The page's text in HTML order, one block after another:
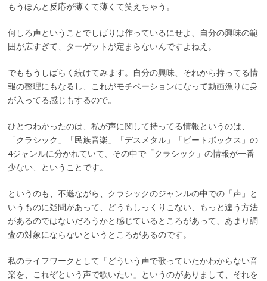
もうほんと反応が薄くて薄くて笑えちゃう。
何しろ声ということでしばりは作っているにせよ、自分の興味の範
囲が広すぎて、ターゲットが定まらないんですよねえ。
でももうしばらく続けてみます。自分の興味、それから持ってる情
報の整理にもなるし、これがモチベーションになって動画漁りに身
が入ってる感じもするので。
ひとつわかったのは、私が声に関して持ってる情報というのは、
「クラシック」「民族音楽」「デスメタル」「ビートボックス」の
4ジャンルに分かれていて、その中で「クラシック」の情報が一番
少ない、ということです。
というのも、不遜ながら、クラシックのジャンルの中での「声」と
いうものに疑問があって、どうもしっくりこない、もっと違う方法
があるのではないだろうかと感じているところがあって、あまり調
査の対象にならないというところがあるのです。
私のライフワークとして「どういう声で歌っていたかわからない音
楽を、これぞという声で歌いたい」というのがありまして、それを